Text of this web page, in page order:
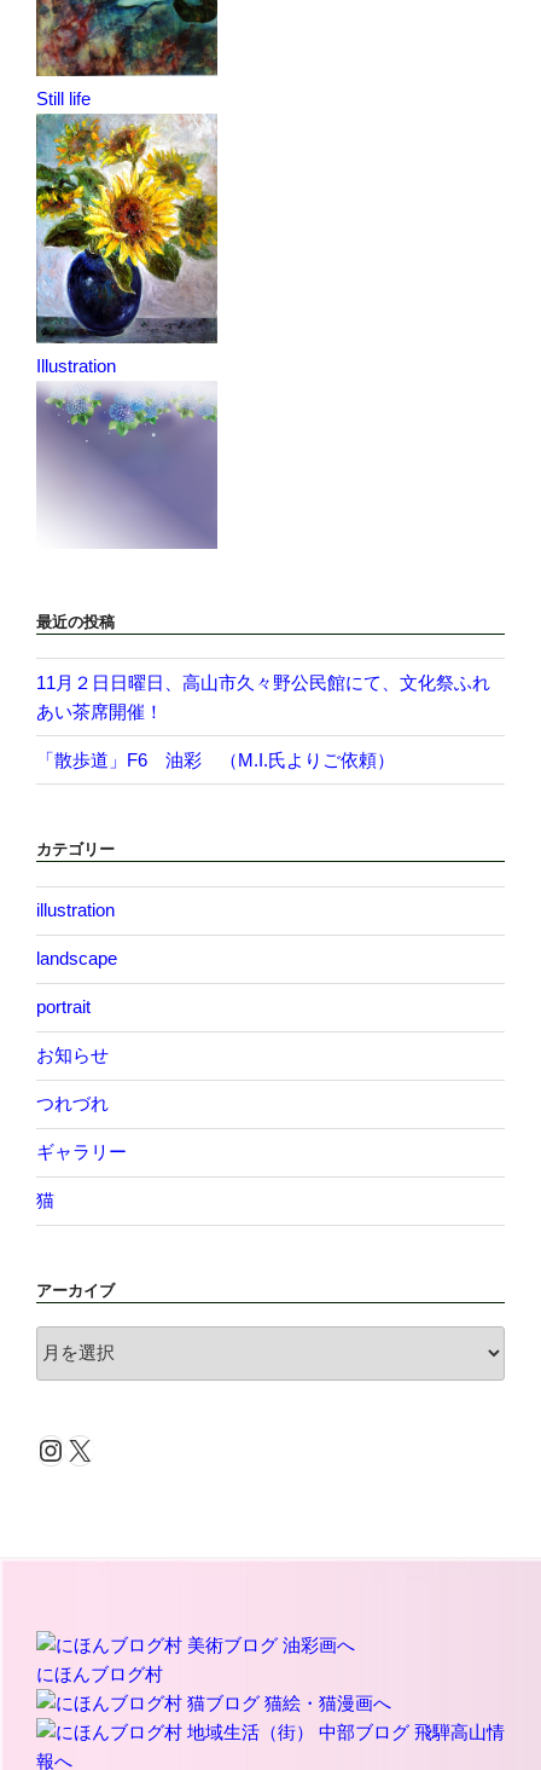
Still life
Illustration
最近の投稿
11月２日日曜日、高山市久々野公民館にて、文化祭ふれ
あい茶席開催！
「散歩道」F6 油彩 （M.I.氏よりご依頼）
カテゴリー
illustration
landscape
portrait
お知らせ
つれづれ
ギャラリー
猫
アーカイブ
ー
ブ
Instagram
X
にほんブログ村